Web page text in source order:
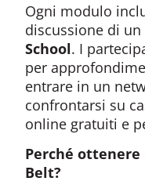
Ogni modulo
discussione di un
School. I
per
entrare in un
confrontarsi su
online gratuiti e
Perché ottenere
Belt?